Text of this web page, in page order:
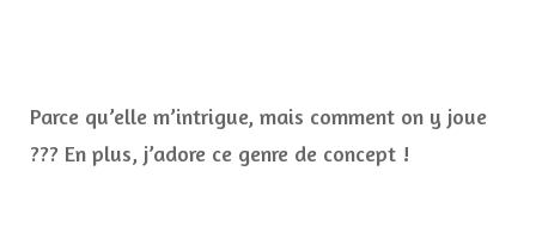
Parce qu’elle m’intrigue, mais comment on y joue
??? En plus, j’adore ce genre de concept !